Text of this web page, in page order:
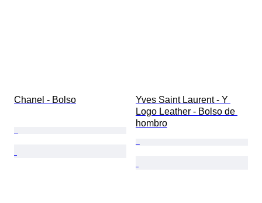
Chanel - Bolso
Yves Saint Laurent - Y
Logo Leather - Bolso de
hombro